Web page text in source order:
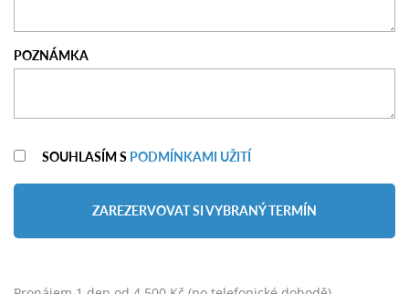
POZNÁMKA
SOUHLASÍM S PODMÍNKAMI UŽITÍ
ZAREZERVOVAT SI VYBRANÝ TERMÍN